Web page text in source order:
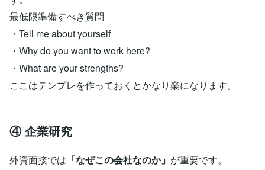
最低限準備すべき質問
・Tell me about yourself
・Why do you want to work here?
・What are your strengths?
ここはテンプレを作っておくとかなり楽になります。
④ 企業研究
外資面接では 「なぜこの会社なのか」 が重要です。